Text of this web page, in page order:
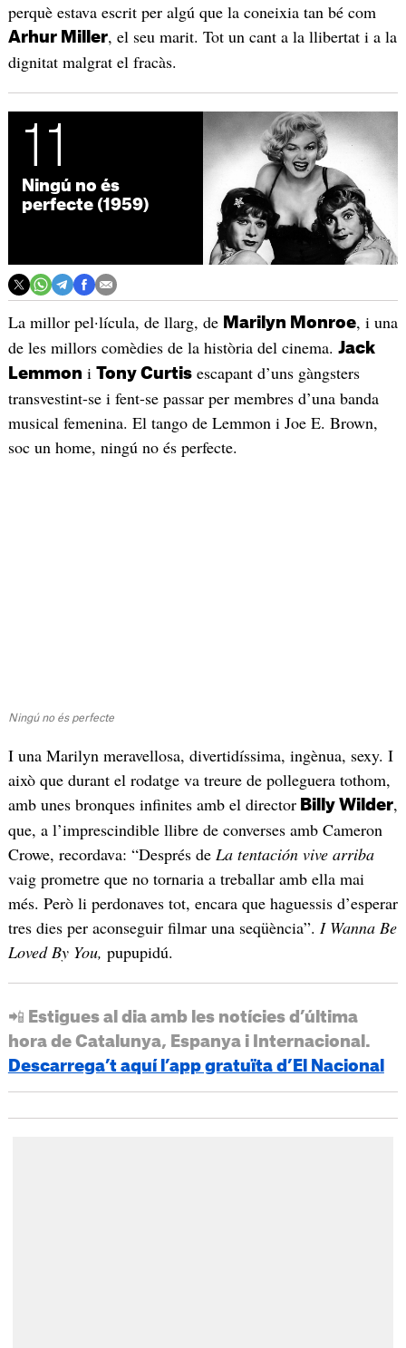
perquè estava escrit per algú que la coneixia tan bé com
Arhur Miller, el seu marit. Tot un cant a la llibertat i a la
dignitat malgrat el fracàs.
11
Ningú no és
perfecte (1959)
La millor pel·lícula, de llarg, de Marilyn Monroe, i una
de les millors comèdies de la història del cinema. Jack
Lemmon i Tony Curtisescapant d’uns gàngsters
transvestint-se i fent-se passar per membres d’una banda
musical femenina. El tango de Lemmon i Joe E. Brown,
soc un home, ningú no és perfecte.
Ningú no és perfecte
I una Marilyn meravellosa, divertidíssima, ingènua, sexy. I
això que durant el rodatge va treure de polleguera tothom,
amb unes bronques infinites amb el directorBilly Wilder,
que, a l’imprescindible llibre de converses amb Cameron
Crowe, recordava: “Després de La tentación vive arriba
vaig prometre que no tornaria a treballar amb ella mai
més. Però li perdonaves tot, encara que haguessis d’esperar
tres dies per aconseguir filmar una seqüència”. I Wanna Be
Loved By You, pupupidú.
📲 Estigues al dia amb les notícies d’última
hora de Catalunya, Espanya i Internacional.
Descarrega’t aquí l’app gratuïta d’El Nacional